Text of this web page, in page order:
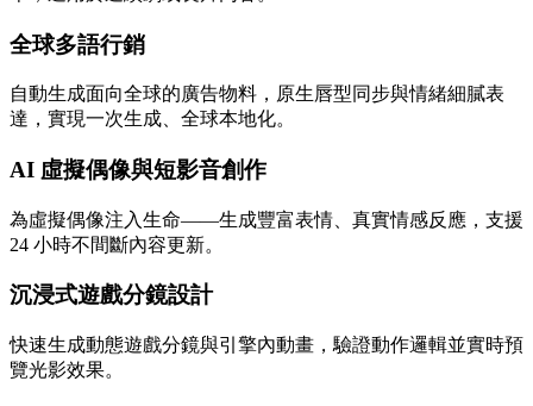
全球多語行銷
自動生成面向全球的廣告物料，原生唇型同步與情緒細膩表
達，實現一次生成、全球本地化。
AI 虛擬偶像與短影音創作
為虛擬偶像注入生命——生成豐富表情、真實情感反應，支援
24 小時不間斷內容更新。
沉浸式遊戲分鏡設計
快速生成動態遊戲分鏡與引擎內動畫，驗證動作邏輯並實時預
覽光影效果。